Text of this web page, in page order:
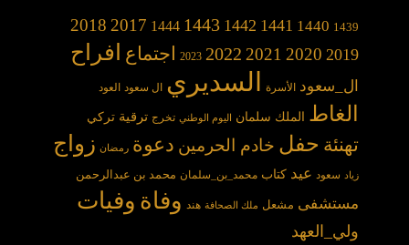
1439
1440
1441
1442
1443
1444
2017
2018
2019
2020
2021
2022
2023 اجتماع افراح
ال_سعود الأسرة السديري ال سعود العود
الغاط الملك سلمان اليوم الوطني تخرج ترقية تركي
تهنئة حفل خادم الحرمين دعوة رمضان زواج
زياد سعود عيد كتاب محمد_بن_سلمان محمد بن عبدالرحمن
مستشفى مشعل ملك الصحافة هند وفاة وفيات
ولي_العهد